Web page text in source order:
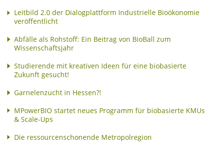
Leitbild 2.0 der Dialogplattform Industrielle Bioökonomie
veröffentlicht
Abfälle als Rohstoff: Ein Beitrag von BioBall zum
Wissenschaftsjahr
Studierende mit kreativen Ideen für eine biobasierte
Zukunft gesucht!
Garnelenzucht in Hessen?!
MPowerBIO startet neues Programm für biobasierte KMUs
& Scale-Ups
Die ressourcenschonende Metropolregion